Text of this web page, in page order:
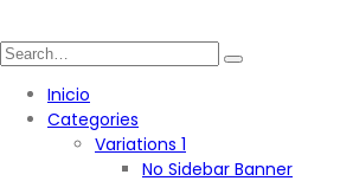
Inicio
Categories
Variations 1
No Sidebar Banner